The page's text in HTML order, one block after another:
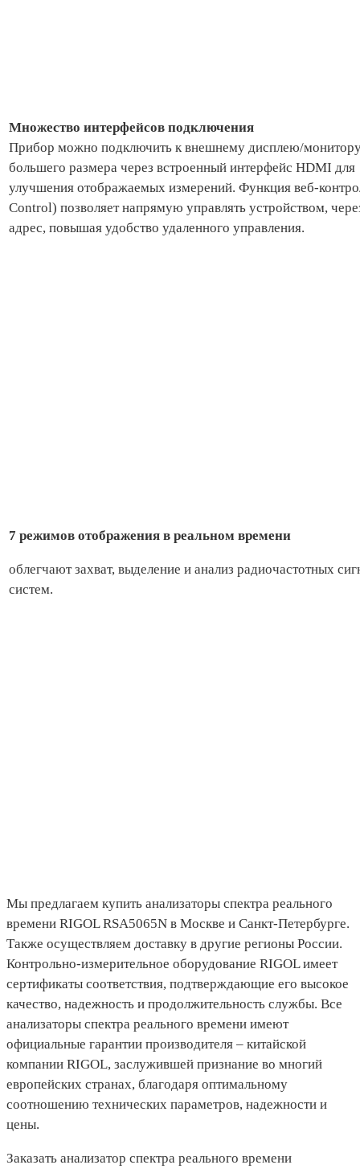
Множество интерфейсов подключения
Прибор можно подключить к внешнему дисплею/
большего размера через встроенный интерфейс HDMI для
улучшения отображаемых измерений. Функция веб-
Control) позволяет напрямую управлять устройством,
адрес, повышая удобство удаленного управления.
7 режимов отображения в реальном времени
облегчают захват, выделение и анализ радиочастотных
систем.
Мы предлагаем купить анализаторы спектра реального
времени RIGOL RSA5065N в Москве и Санкт-Петербурге.
Также осуществляем доставку в другие регионы России.
Контрольно-измерительное оборудование RIGOL имеет
сертификаты соответствия, подтверждающие его высокое
качество, надежность и продолжительность службы. Все
анализаторы спектра реального времени имеют
официальные гарантии производителя – китайской
компании RIGOL, заслужившей признание во многий
европейских странах, благодаря оптимальному
соотношению технических параметров, надежности и
цены.
Заказать анализатор спектра реального времени